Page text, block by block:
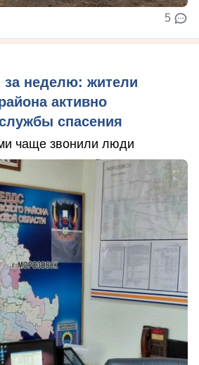
5
за неделю: жители
активно
спасения
чаще звонили люди